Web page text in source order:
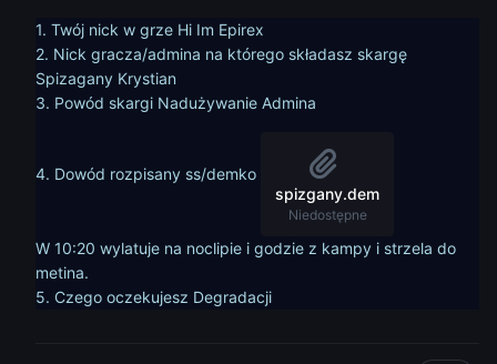
1. Twój nick w grze Hi Im Epirex
2. Nick gracza/admina na którego składasz skargę
Spizagany Krystian
3. Powód skargi Nadużywanie Admina
4. Dowód rozpisany ss/demko
spizgany.dem
Niedostępne
W 10:20 wylatuje na noclipie i godzie z kampy i strzela do
metina.
5. Czego oczekujesz Degradacji